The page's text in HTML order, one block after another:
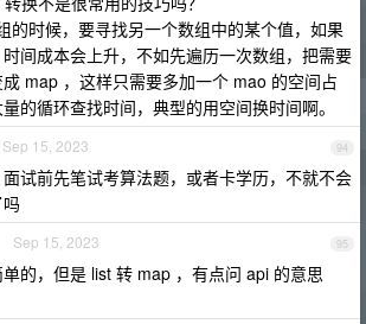
的时候，要寻找另一个数组中的某个值，如果
间成本会上升，不如先遍历一次数组，把需要
map ，这样只需要多加一个 mao 的空间占
的循环查找时间，典型的用空间换时间啊。
94
Sep 15, 2023
试前先笔试考算法题，或者卡学历，不就不会
95
Sep 15, 2023
的，但是 list 转 map ，有点问 api 的意思